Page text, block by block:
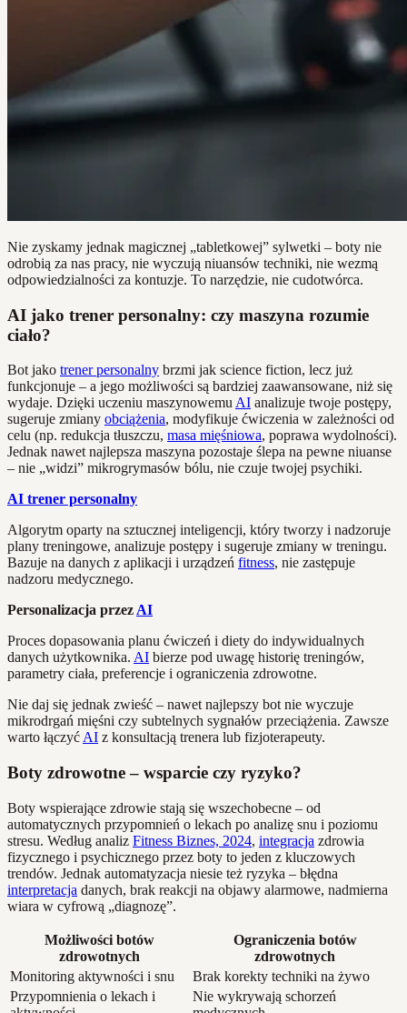
Nie zyskamy jednak magicznej „tabletkowej” sylwetki – boty nie
odrobią za nas pracy, nie wyczują niuansów techniki, nie wezmą
odpowiedzialności za kontuzje. To narzędzie, nie cudotwórca.
AI jako trener personalny: czy maszyna rozumie
ciało?
Bot jako trener personalny brzmi jak science fiction, lecz już
funkcjonuje – a jego możliwości są bardziej zaawansowane, niż się
wydaje. Dzięki uczeniu maszynowemu AI analizuje twoje postępy,
sugeruje zmiany obciążenia, modyfikuje ćwiczenia w zależności od
celu (np. redukcja tłuszczu, masa mięśniowa, poprawa wydolności).
Jednak nawet najlepsza maszyna pozostaje ślepa na pewne niuanse
– nie „widzi” mikrogrymasów bólu, nie czuje twojej psychiki.
AI trener personalny
Algorytm oparty na sztucznej inteligencji, który tworzy i nadzoruje
plany treningowe, analizuje postępy i sugeruje zmiany w treningu.
Bazuje na danych z aplikacji i urządzeń fitness, nie zastępuje
nadzoru medycznego.
Personalizacja przez AI
Proces dopasowania planu ćwiczeń i diety do indywidualnych
danych użytkownika. AI bierze pod uwagę historię treningów,
parametry ciała, preferencje i ograniczenia zdrowotne.
Nie daj się jednak zwieść – nawet najlepszy bot nie wyczuje
mikrodrgań mięśni czy subtelnych sygnałów przeciążenia. Zawsze
warto łączyć AI z konsultacją trenera lub fizjoterapeuty.
Boty zdrowotne – wsparcie czy ryzyko?
Boty wspierające zdrowie stają się wszechobecne – od
automatycznych przypomnień o lekach po analizę snu i poziomu
stresu. Według analiz Fitness Biznes, 2024, integracja zdrowia
fizycznego i psychicznego przez boty to jeden z kluczowych
trendów. Jednak automatyzacja niesie też ryzyka – błędna
interpretacja danych, brak reakcji na objawy alarmowe, nadmierna
wiara w cyfrową „diagnozę”.
Możliwości botów
zdrowotnych
Ograniczenia botów
zdrowotnych
Monitoring aktywności i snu
Brak korekty techniki na żywo
Przypomnienia o lekach i
Nie wykrywają schorzeń